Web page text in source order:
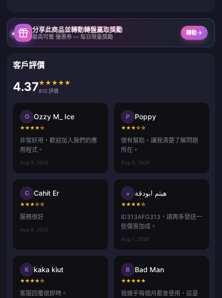
分享此商品並轉動轉盤贏取獎勵
最高可獲 優惠券 — 每日限量獎勵
轉動
客戶評價
4.37★ ★ ★ ★ ★
810 評價
O Ozzy M_ Ice
★★★★☆
非常好用，歡迎加入我們的應
用程式。
Aug 8, 2026
P Poppy
★★★☆☆
很有幫助，讓我清楚了解問題
所在。
Aug 8, 2026
C Cahit Er
★★★☆☆
服務很好
Aug 8, 2026
ه هيثم ابودقة
★★★★☆
ID313AFG313，請再多發送一
些傷害加成。
Aug 7, 2026
K kaka kiut
★★★★☆
客服回覆很即時。
B Bad Man
★★★★★
我幾乎每個月都會使用，這是